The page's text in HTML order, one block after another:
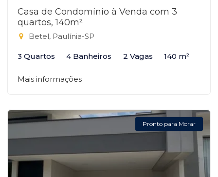
Casa de Condomínio à Venda com 3
quartos, 140m²
Betel, Paulínia-SP
3 Quartos 4 Banheiros 2 Vagas 140 m²
Mais informações
Pronto para Morar